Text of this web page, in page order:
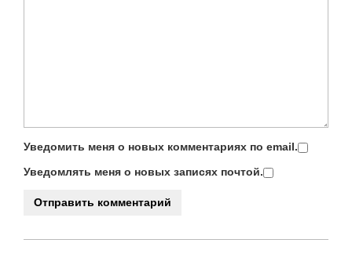
Уведомить меня о новых комментариях по email.
Уведомлять меня о новых записях почтой.